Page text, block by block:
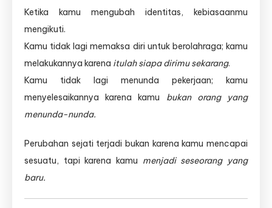
Ketika kamu mengubah identitas, kebiasaanmu
mengikuti.
Kamu tidak lagi memaksa diri untuk berolahraga; kamu
melakukannya karena itulah siapa dirimu sekarang.
Kamu tidak lagi menunda pekerjaan; kamu
menyelesaikannya karena kamu bukan orang yang
menunda-nunda.
Perubahan sejati terjadi bukan karena kamu mencapai
sesuatu, tapi karena kamu menjadi seseorang yang
baru.